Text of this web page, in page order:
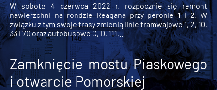
W sobotę 4 czerwca 2022 r. rozpocznie się remont
nawierzchni na rondzie Reagana przy peronie 1 i 2. W
związku z tym swoje trasy zmienią linie tramwajowe 1, 2, 10,
33 i 70 oraz autobusowe C, D, 111,...
Zamknięcie mostu Piaskowego
i otwarcie Pomorskiej